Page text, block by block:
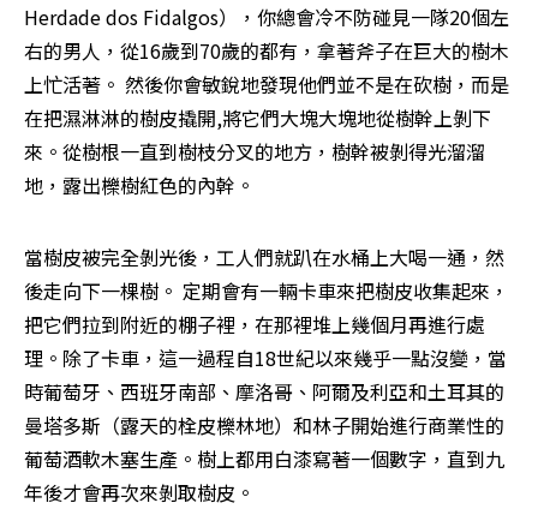
Herdade dos Fidalgos），你總會冷不防碰見一隊20個左
右的男人，從16歲到70歲的都有，拿著斧子在巨大的樹木
上忙活著。 然後你會敏銳地發現他們並不是在砍樹，而是
在把濕淋淋的樹皮撬開,將它們大塊大塊地從樹幹上剝下
來。從樹根一直到樹枝分叉的地方，樹幹被剝得光溜溜
地，露出櫟樹紅色的內幹。
當樹皮被完全剝光後，工人們就趴在水桶上大喝一通，然
後走向下一棵樹。 定期會有一輛卡車來把樹皮收集起來，
把它們拉到附近的棚子裡，在那裡堆上幾個月再進行處
理。除了卡車，這一過程自18世紀以來幾乎一點沒變，當
時葡萄牙、西班牙南部、摩洛哥、阿爾及利亞和土耳其的
曼塔多斯（露天的栓皮櫟林地）和林子開始進行商業性的
葡萄酒軟木塞生產。樹上都用白漆寫著一個數字，直到九
年後才會再次來剝取樹皮。